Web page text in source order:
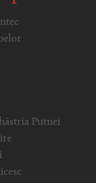
Putnei